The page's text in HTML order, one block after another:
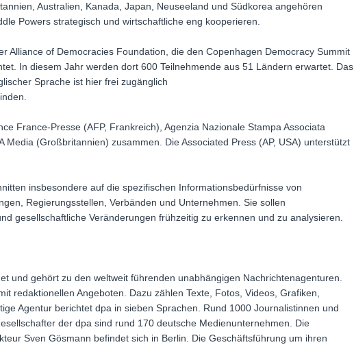
Australien, Kanada, Japan, Neuseeland und Südkorea angehören
Powers strategisch und wirtschaftliche eng kooperieren.
Alliance of Democracies Foundation, die den Copenhagen Democracy Summit
In diesem Jahr werden dort 600 Teilnehmende aus 51 Ländern erwartet. Das
Sprache ist hier frei zugänglich
France-Presse (AFP, Frankreich), Agenzia Nazionale Stampa Associata
Media (Großbritannien) zusammen. Die Associated Press (AP, USA) unterstützt
insbesondere auf die spezifischen Informationsbedürfnisse von
Regierungsstellen, Verbänden und Unternehmen. Sie sollen
gesellschaftliche Veränderungen frühzeitig zu erkennen und zu analysieren.
und gehört zu den weltweit führenden unabhängigen Nachrichtenagenturen.
redaktionellen Angeboten. Dazu zählen Texte, Fotos, Videos, Grafiken,
Agentur berichtet dpa in sieben Sprachen. Rund 1000 Journalistinnen und
der dpa sind rund 170 deutsche Medienunternehmen. Die
Sven Gösmann befindet sich in Berlin. Die Geschäftsführung um ihren